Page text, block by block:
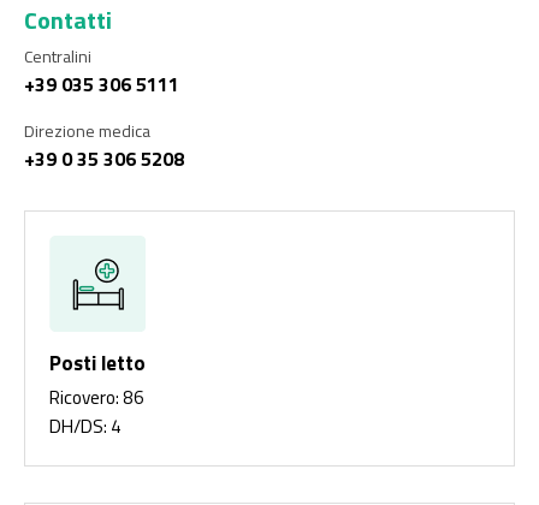
Contatti
Centralini
+39 035 306 5111
Direzione medica
+39 0 35 306 5208
Posti letto
Ricovero: 86
DH/DS: 4